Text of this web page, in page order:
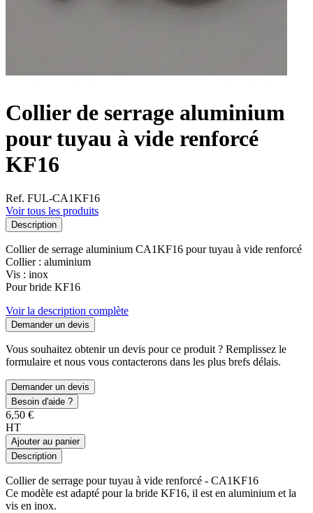
Collier de serrage aluminium
pour tuyau à vide renforcé
KF16
Ref. FUL-CA1KF16
Voir tous les produits
Description
Collier de serrage aluminium CA1KF16 pour tuyau à vide renforcé
Collier : aluminium
Vis : inox
Pour bride KF16
Voir la description complète
Demander un devis
Vous souhaitez obtenir un devis pour ce produit ? Remplissez le
formulaire et nous vous contacterons dans les plus brefs délais.
Demander un devis
Besoin d'aide ?
6,50 €
HT
Ajouter au panier
Description
Collier de serrage pour tuyau à vide renforcé - CA1KF16
Ce modèle est adapté pour la bride KF16, il est en aluminium et la
vis en inox.